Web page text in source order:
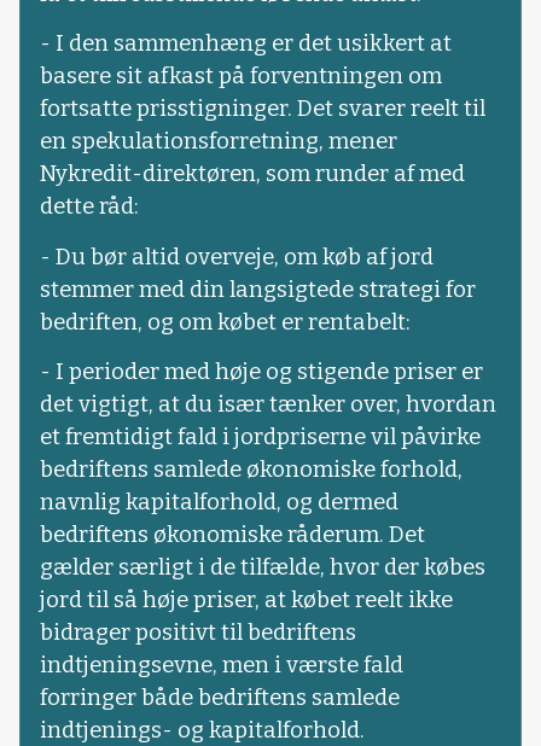
- I den sammenhæng er det usikkert at
basere sit afkast på forventningen om
fortsatte prisstigninger. Det svarer reelt til
en spekulationsforretning, mener
Nykredit-direktøren, som runder af med
dette råd:
- Du bør altid overveje, om køb af jord
stemmer med din langsigtede strategi for
bedriften, og om købet er rentabelt:
- I perioder med høje og stigende priser er
det vigtigt, at du især tænker over, hvordan
et fremtidigt fald i jordpriserne vil påvirke
bedriftens samlede økonomiske forhold,
navnlig kapitalforhold, og dermed
bedriftens økonomiske råderum. Det
gælder særligt i de tilfælde, hvor der købes
jord til så høje priser, at købet reelt ikke
bidrager positivt til bedriftens
indtjeningsevne, men i værste fald
forringer både bedriftens samlede
indtjenings- og kapitalforhold.